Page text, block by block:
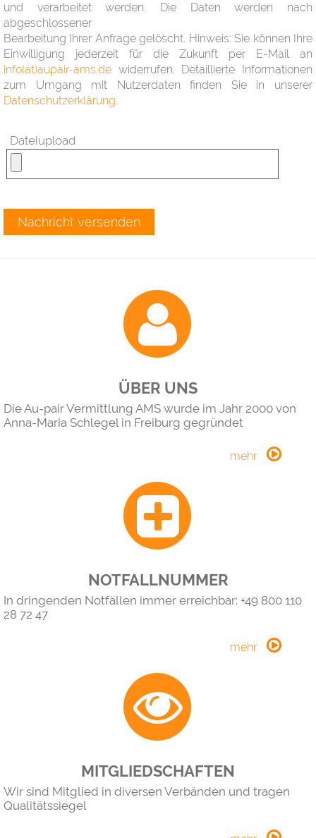
und verarbeitet werden. Die Daten werden nach
abgeschlossener
Bearbeitung Ihrer Anfrage gelöscht. Hinweis: Sie können Ihre
Einwilligung jederzeit für die Zukunft per E-Mail an
info(at)aupair-ams.de widerrufen. Detaillierte Informationen
zum Umgang mit Nutzerdaten finden Sie in unserer
Datenschutzerklärung.
Dateiupload
Nachricht versenden
ÜBER UNS
Die Au-pair Vermittlung AMS wurde im Jahr 2000 von
Anna-Maria Schlegel in Freiburg gegründet
NOTFALLNUMMER
In dringenden Notfällen immer erreichbar: +49 800 110
28 72 47
MITGLIEDSCHAFTEN
Wir sind Mitglied in diversen Verbänden und tragen
Qualitätssiegel